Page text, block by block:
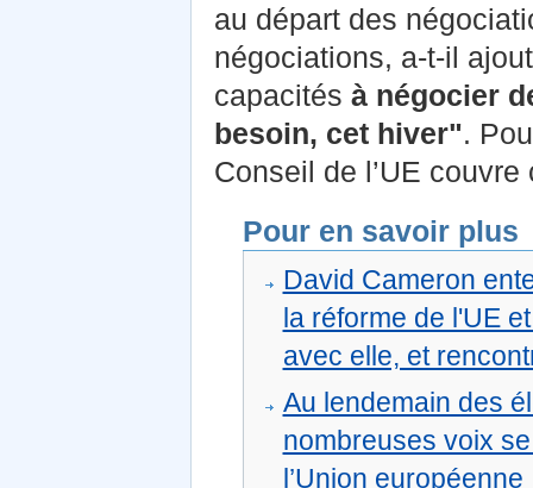
au départ des
négociations, a-t-il
capacités à négocier
besoin, cet hiver".
Conseil de l’UE
Pour en savoir plus
David Cameron
la réforme de l'UE
avec elle, et
Au lendemain des
nombreuses voix
l’Union européenne